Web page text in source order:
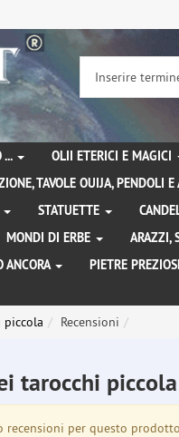
... OLII ETERICI E MAGICI
TAVOLE OUIJA, PENDOLI E
STATUETTE
MONDI DI ERBE ARAZZI,
ANCORA PIETRE
piccola Recensioni
tarocchi piccola
per questo prodotto